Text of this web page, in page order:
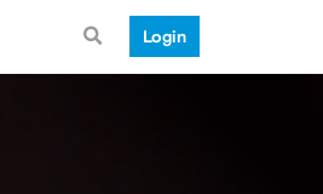
Login